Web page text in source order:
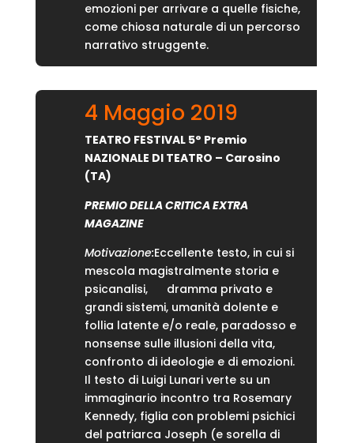
emozioni per arrivare a quelle fisiche,
come chiosa naturale di un percorso
narrativo struggente.
4 Maggio 2019
TEATRO FESTIVAL 5° Premio
NAZIONALE DI TEATRO – Carosino
(TA)
PREMIO DELLA CRITICA EXTRA
MAGAZINE
Motivazione:Eccellente testo, in cui si
mescola magistralmente storia e
psicanalisi, dramma privato e
grandi sistemi, umanità dolente e
follia latente e/o reale, paradosso e
nonsense sulle illusioni della vita,
confronto di ideologie e di emozioni.
Il testo di Luigi Lunari verte su un
immaginario incontro tra Rosemary
Kennedy, figlia con problemi psichici
del patriarca Joseph (e sorella di